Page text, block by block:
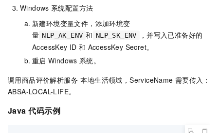
Windows 系统配置方法
新建环境变量文件，添加环境变
量 NLP_AK_ENV 和 NLP_SK_ENV
，并写入已准备好的
AccessKey ID 和 AccessKey Secret。
重启 Windows 系统。
调用商品评价解析服务-本地生活领域，ServiceName 需要传入：
ABSA-LOCAL-LIFE。
Java 代码示例